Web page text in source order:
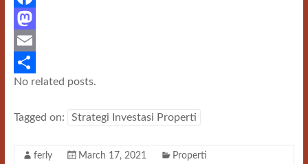
F
a
c
e
M
a
s
E
m
S
No related posts.
Tagged on: Strategi Investasi Properti
ferly March 17, 2021 Properti